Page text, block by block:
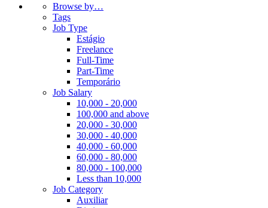
Browse by…
Tags
Job Type
Estágio
Freelance
Full-Time
Part-Time
Temporário
Job Salary
10,000 - 20,000
100,000 and above
20,000 - 30,000
30,000 - 40,000
40,000 - 60,000
60,000 - 80,000
80,000 - 100,000
Less than 10,000
Job Category
Auxiliar